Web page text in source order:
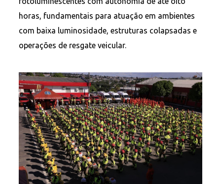
horas, fundamentais para atuação em ambientes
com baixa luminosidade, estruturas colapsadas e
operações de resgate veicular.